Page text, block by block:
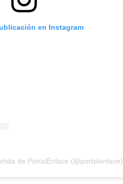
en Instagram
de PortalEnlace (@portalenlace)